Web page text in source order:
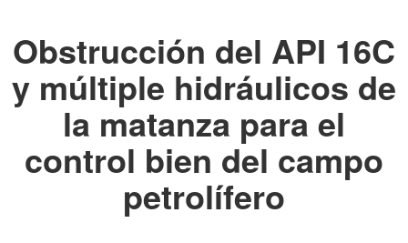
Obstrucción del API 16C
y múltiple hidráulicos de
la matanza para el
control bien del campo
petrolífero